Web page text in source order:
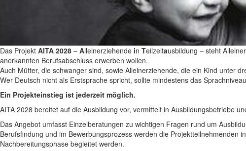
Das Projekt AITA 2028 – Alleinerziehende in Teilzeitausbildung – steht
anerkannten Berufsabschluss erwerben wollen.
Auch Mütter, die schwanger sind, sowie Alleinerziehende, die ein Kind unter
Wer Deutsch nicht als Erstsprache spricht, sollte mindestens das
Ein Projekteinstieg ist jederzeit möglich.
AITA 2028 bereitet auf die Ausbildung vor, vermittelt in Ausbildungsbetriebe
Das Angebot umfasst Einzelberatungen zu wichtigen Fragen rund um
Berufsfindung und im Bewerbungsprozess werden die
Nachbereitungsphase begleitet werden.